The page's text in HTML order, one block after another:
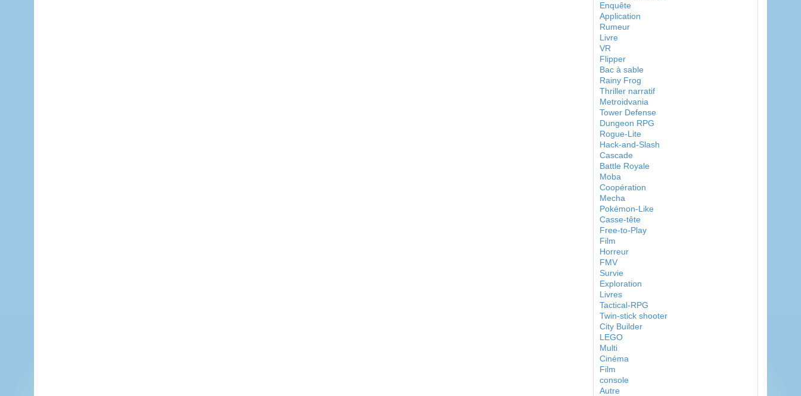
Enquête
Application
Rumeur
Livre
VR
Flipper
Bac à sable
Rainy Frog
Thriller narratif
Metroidvania
Tower Defense
Dungeon RPG
Rogue-Lite
Hack-and-Slash
Cascade
Battle Royale
Moba
Coopération
Mecha
Pokémon-Like
Casse-tête
Free-to-Play
Film
Horreur
FMV
Survie
Exploration
Livres
Tactical-RPG
Twin-stick shooter
City Builder
LEGO
Multi
Cinéma
Film
console
Autre